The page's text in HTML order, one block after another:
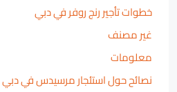
خطوات تأجير رنج روفر في دبي
غير مصنف
معلومات
نصائح حول استئجار مرسيدس في دبي